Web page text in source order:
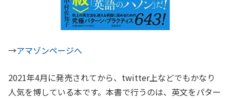
→アマゾンページへ
2021年4月に発売されてから、twitter上などでもかなり
人気を博している本です。本書で行うのは、英文をパター